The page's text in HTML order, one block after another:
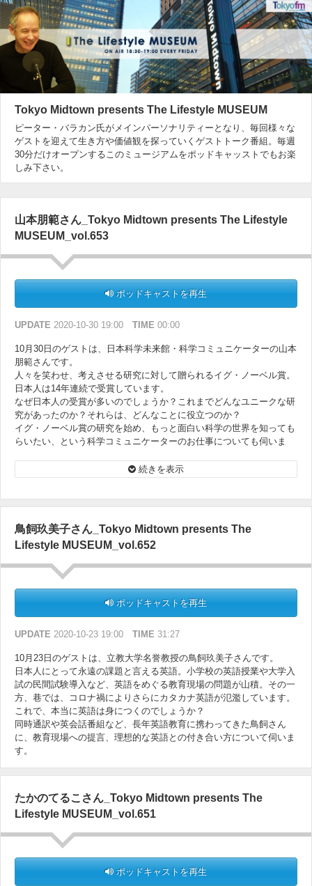
Tokyo Midtown presents The Lifestyle MUSEUM
ピーター・バラカン氏がメインパーソナリティーとなり、毎回様々な
ゲストを迎えて生き方や価値観を探っていくゲストトーク番組。毎週
30分だけオープンするこのミュージアムをポッドキャッストでもお楽
しみ下さい。
山本朋範さん_Tokyo Midtown presents The Lifestyle
MUSEUM_vol.653
ポッドキャストを再生
UPDATE 2020-10-30 19:00 TIME 00:00
10月30日のゲストは、日本科学未来館・科学コミュニケーターの山本
朋範さんです。
人々を笑わせ、考えさせる研究に対して贈られるイグ・ノーベル賞。
日本人は14年連続で受賞しています。
なぜ日本人の受賞が多いのでしょうか？これまでどんなユニークな研
究があったのか？それらは、どんなことに役立つのか？
イグ・ノーベル賞の研究を始め、もっと面白い科学の世界を知っても
らいたい、という科学コミュニケーターのお仕事についても伺いま
続きを表示
鳥飼玖美子さん_Tokyo Midtown presents The
Lifestyle MUSEUM_vol.652
ポッドキャストを再生
UPDATE 2020-10-23 19:00 TIME 31:27
10月23日のゲストは、立教大学名誉教授の鳥飼玖美子さんです。
日本人にとって永遠の課題と言える英語。小学校の英語授業や大学入
試の民間試験導入など、英語をめぐる教育現場の問題が山積。その一
方、巷では、コロナ禍によりさらにカタカナ英語が氾濫しています。
これで、本当に英語は身につくのでしょうか？
同時通訳や英会話番組など、長年英語教育に携わってきた鳥飼さん
に、教育現場への提言、理想的な英語との付き合い方について伺いま
す。
たかのてるこさん_Tokyo Midtown presents The
Lifestyle MUSEUM_vol.651
ポッドキャストを再生